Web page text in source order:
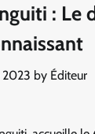
: Le
by Éditeur